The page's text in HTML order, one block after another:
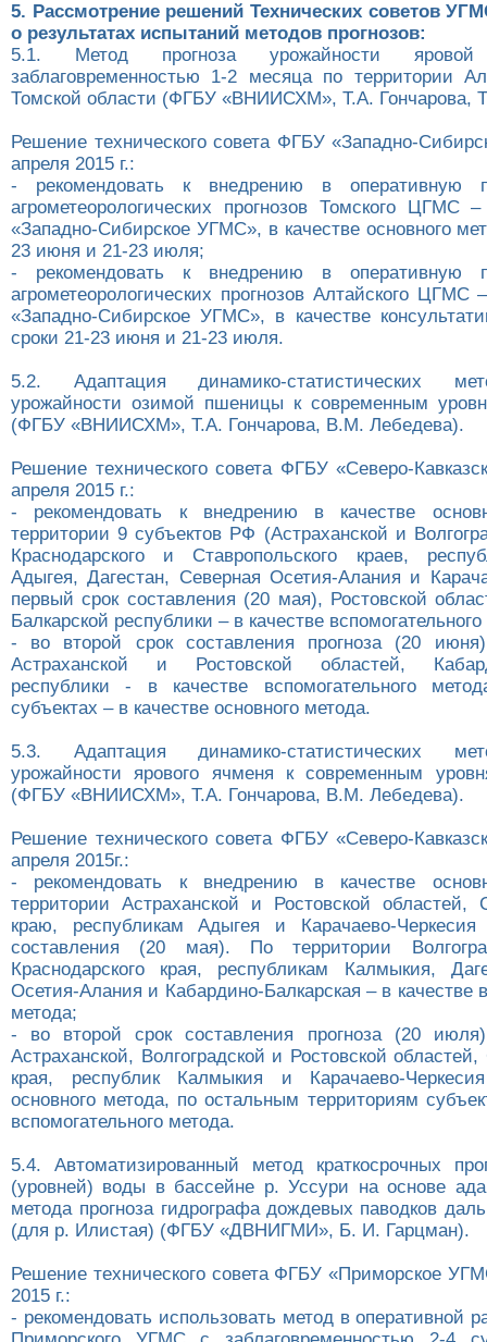
5. Рассмотрение решений Технических советов
о результатах испытаний методов прогнозов:
5.1. Метод прогноза урожайности
заблаговременностью 1-2 месяца по территории
Томской области (ФГБУ «ВНИИСХМ», Т.А. Гончарова,
Решение технического совета ФГБУ «Западно-
апреля 2015 г.:
- рекомендовать к внедрению в оперативную
агрометеорологических прогнозов Томского
«Западно-Сибирское УГМС», в качестве основного
23 июня и 21-23 июля;
- рекомендовать к внедрению в оперативную
агрометеорологических прогнозов Алтайского
«Западно-Сибирское УГМС», в качестве
сроки 21-23 июня и 21-23 июля.
5.2. Адаптация динамико-статистических
урожайности озимой пшеницы к современным
(ФГБУ «ВНИИСХМ», Т.А. Гончарова, В.М. Лебедева).
Решение технического совета ФГБУ «Северо-
апреля 2015 г.:
- рекомендовать к внедрению в качестве
территории 9 субъектов РФ (Астраханской и
Краснодарского и Ставропольского краев,
Адыгея, Дагестан, Северная Осетия-Алания и
первый срок составления (20 мая), Ростовской
Балкарской республики – в качестве
- во второй срок составления прогноза (20
Астраханской и Ростовской областей,
республики - в качестве вспомогательного
субъектах – в качестве основного метода.
5.3. Адаптация динамико-статистических
урожайности ярового ячменя к современным
(ФГБУ «ВНИИСХМ», Т.А. Гончарова, В.М. Лебедева).
Решение технического совета ФГБУ «Северо-
апреля 2015г.:
- рекомендовать к внедрению в качестве
территории Астраханской и Ростовской областей,
краю, республикам Адыгея и Карачаево-
составления (20 мая). По территории
Краснодарского края, республикам Калмыкия,
Осетия-Алания и Кабардино-Балкарская – в качестве
метода;
- во второй срок составления прогноза (20
Астраханской, Волгоградской и Ростовской областей,
края, республик Калмыкия и Карачаево-
основного метода, по остальным территориям
вспомогательного метода.
5.4. Автоматизированный метод краткосрочных
(уровней) воды в бассейне р. Уссури на основе
метода прогноза гидрографа дождевых паводков
(для р. Илистая) (ФГБУ «ДВНИГМИ», Б. И. Гарцман).
Решение технического совета ФГБУ «Приморское
2015 г.:
- рекомендовать использовать метод в оперативной